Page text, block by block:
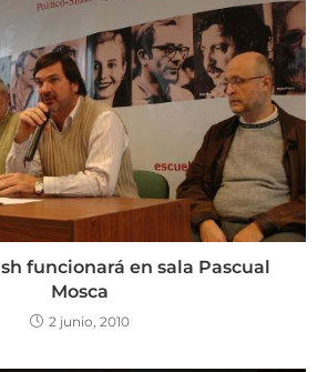
funcionará en sala Pascual
Mosca
2 junio, 2010